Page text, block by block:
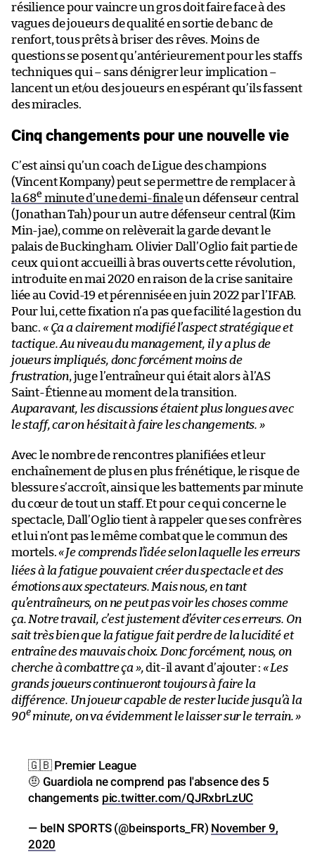
résilience pour vaincre un gros doit faire face à des
vagues de joueurs de qualité en sortie de banc de
renfort, tous prêts à briser des rêves. Moins de
questions se posent qu’antérieurement pour les staffs
techniques qui – sans dénigrer leur implication –
lancent un et/ou des joueurs en espérant qu’ils fassent
des miracles.
Cinq changements pour une nouvelle vie
C’est ainsi qu’un coach de Ligue des champions
(Vincent Kompany) peut se permettre de remplacer à
la 68e minute d’une demi-finaleun défenseur central
(Jonathan Tah) pour un autre défenseur central (Kim
Min-jae), comme on relèverait la garde devant le
palais de Buckingham. Olivier Dall’Oglio fait partie de
ceux qui ont accueilli à bras ouverts cette révolution,
introduite en mai 2020 en raison de la crise sanitaire
liée au Covid-19 et pérennisée en juin 2022 par l’IFAB.
Pour lui, cette fixation n’a pas que facilité la gestion du
banc. « Ça a clairement modifié l’aspect stratégique et
tactique. Au niveau du management, il y a plus de
joueurs impliqués, donc forcément moins de
frustration, juge l’entraîneur qui était alors à l’AS
Saint-Étienne au moment de la transition.
Auparavant, les discussions étaient plus longues avec
le staff, car on hésitait à faire les changements. »
Avec le nombre de rencontres planifiées et leur
enchaînement de plus en plus frénétique, le risque de
blessure s’accroît, ainsi que les battements par minute
du cœur de tout un staff. Et pour ce qui concerne le
spectacle, Dall’Oglio tient à rappeler que ses confrères
et lui n’ont pas le même combat que le commun des
mortels.«Je comprends l’idée selon laquelle les erreurs
liées à la fatigue pouvaient créer du spectacle et des
émotions aux spectateurs. Mais nous, en tant
qu’entraîneurs, on ne peut pas voir les choses comme
ça. Notre travail, c’est justement d’éviter ces erreurs. On
sait très bien que la fatigue fait perdre de la lucidité et
entraîne des mauvais choix. Donc forcément, nous, on
cherche à combattre ça »,dit-il avant d’ajouter : «Les
grands joueurs continueront toujours à faire la
différence. Un joueur capable de rester lucide jusqu’à la
90eminute, on va évidemment le laisser sur le terrain.»
🇬🇧 Premier League
🤨 Guardiola ne comprend pas l'absence des 5
changements pic.twitter.com/QJRxbrLzUC
— beIN SPORTS (@beinsports_FR) November 9,
2020